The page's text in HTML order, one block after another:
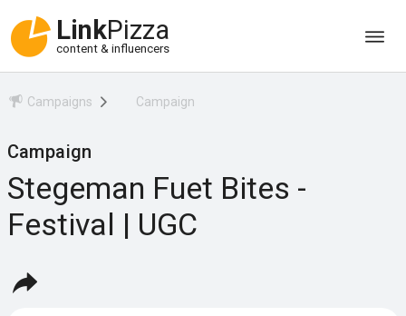
LinkPizza
content & influencers
Campaigns Campaign
Campaign
Stegeman Fuet Bites -
Festival | UGC